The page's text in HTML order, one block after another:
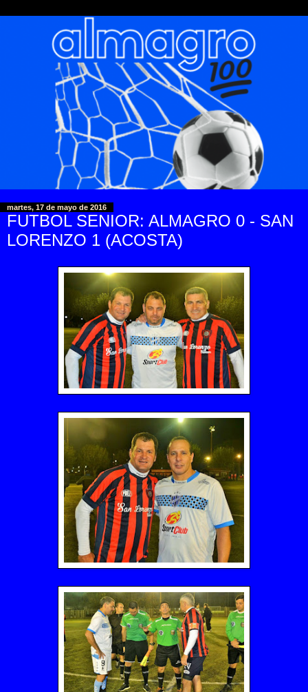
martes, 17 de mayo de 2016
FUTBOL SENIOR: ALMAGRO 0 - SAN
LORENZO 1 (ACOSTA)